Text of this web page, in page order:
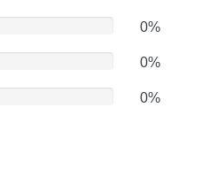
0%
0%
0%